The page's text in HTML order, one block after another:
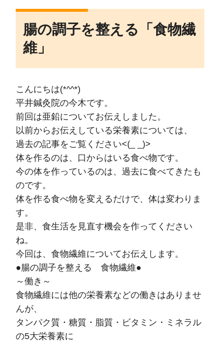
腸の調子を整える「食物繊
維」
こんにちは(*^^*)
平井鍼灸院の今木です。
前回は亜鉛についてお伝えしました。
以前からお伝えしている栄養素については、
過去の記事をご覧ください<(_ _)>
体を作るのは、口からはいる食べ物です。
今の体を作っているのは、過去に食べてきたも
のです。
体を作る食べ物を変えるだけで、体は変わりま
す。
是非、食生活を見直す機会を作ってください
ね。
今回は、食物繊維についてお伝えします。
●腸の調子を整える 食物繊維●
～働き～
食物繊維には他の栄養素などの働きはありませ
んが、
タンパク質・糖質・脂質・ビタミン・ミネラル
の5大栄養素に